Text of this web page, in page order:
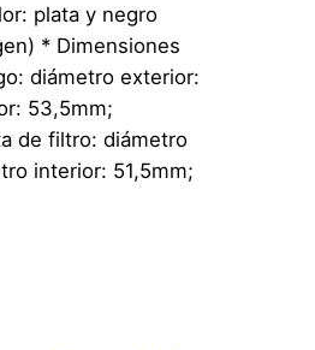
plata y negro
* Dimensiones
diámetro exterior:
53,5mm;
de filtro: diámetro
interior: 51,5mm;